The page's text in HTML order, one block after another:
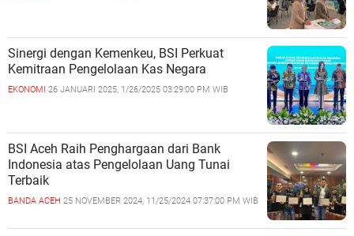
Sinergi dengan Kemenkeu, BSI Perkuat
Kemitraan Pengelolaan Kas Negara
EKONOMI 26 JANUARI 2025, 1/26/2025 03:29:00 PM WIB
BSI Aceh Raih Penghargaan dari Bank
Indonesia atas Pengelolaan Uang Tunai
Terbaik
BANDA ACEH 25 NOVEMBER 2024, 11/25/2024 07:37:00 PM WIB